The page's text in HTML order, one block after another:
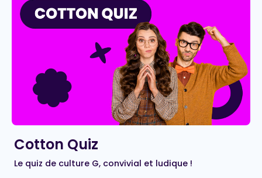
Cotton Quiz
Le quiz de culture G, convivial et ludique !